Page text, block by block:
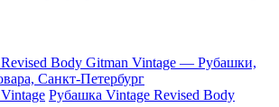
Рубашка Vintage Revised Body